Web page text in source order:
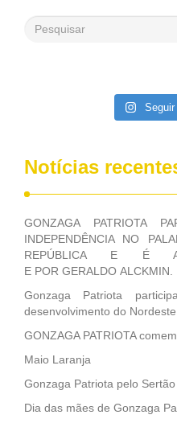
Federal GONZAGA
Notícias
GONZAGA PATRIOTA
INDEPENDÊNCIA NO
REPÚBLICA E É
E POR GERALDO ALCKMIN.
Gonzaga Patriota
desenvolvimento do Nordeste
GONZAGA PATRIOTA
Maio Laranja
Gonzaga Patriota pelo Sertão
Dia das mães de Gonzaga